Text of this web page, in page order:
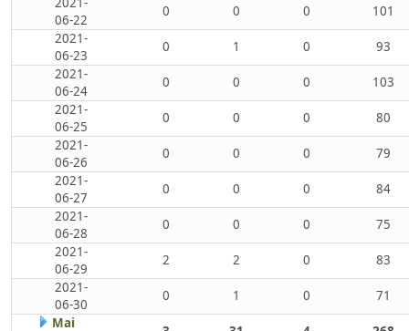
06-22
0 0 0
101
2021-
06-23
0 1 0
93
2021-
06-24
0 0 0
103
2021-
06-25
0 0 0
80
2021-
06-26
0 0 0
79
2021-
06-27
0 0 0
84
2021-
06-28
0 0 0
75
2021-
06-29
2 2 0
83
2021-
06-30
0 1 0
71
Mai